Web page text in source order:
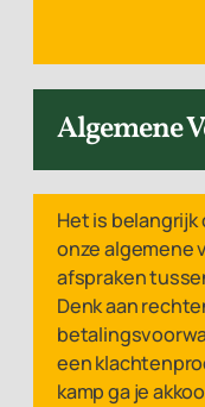
Algemene
Het is
onze algemene
afspraken
Denk aan
een
kamp ga je